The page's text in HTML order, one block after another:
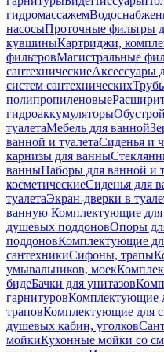
гидромассажем
насосыПроточные фильтры
кувшиныКартриджи,
фильтровМагистральные
сантехническиеАксессуары
систем сантехнических
полипропиленовые
гидроаккумуляторы
туалетаМебель для ванной
ванной и туалетаСиденья и
карнизы для ванны
ванныНаборы для ванной и
косметическиеСиденья для
туалетаЭкран-дверки в
ванную Комплектующие для
душевых поддоновОпоры
поддоновКомплектующие
сантехникиСифоны, трапы
умывальников, моек
бидеБачки для унитазов
гарнитуровКомплектующие
траповКомплектующие для
душевых кабин, уголков
мойкиКухонные мойки со